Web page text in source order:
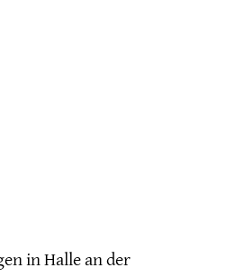
in Halle an der